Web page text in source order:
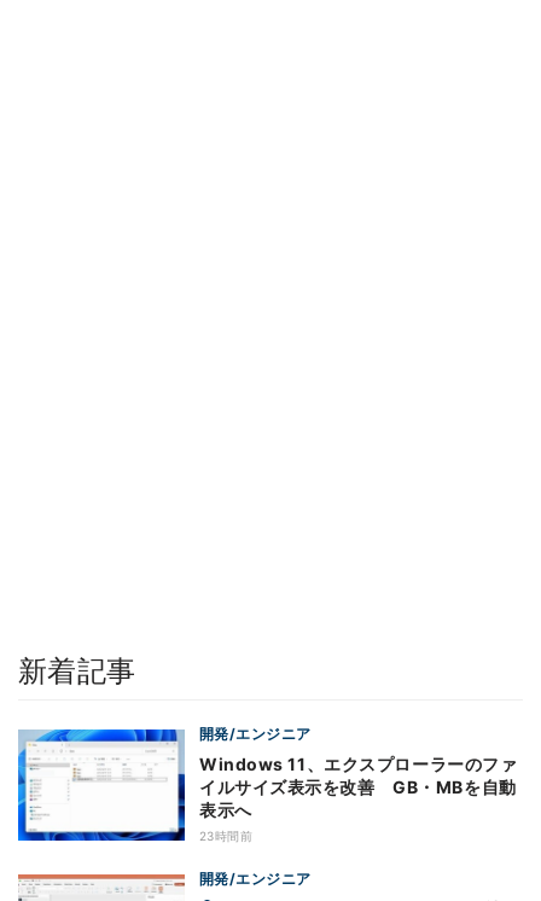
新着記事
開発/エンジニア
Windows 11、エクスプローラーのファ
イルサイズ表示を改善 GB・MBを自動
表示へ
23時間前
開発/エンジニア